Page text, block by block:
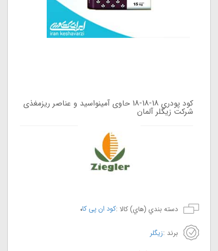
کود پودری 18-18-18 حاوی آمینواسید و عناصر ریزمغذی
شرکت زیگلر آلمان
دسته بندي (هاي) کالا :کود ان پی کا،
برند :زیگلر